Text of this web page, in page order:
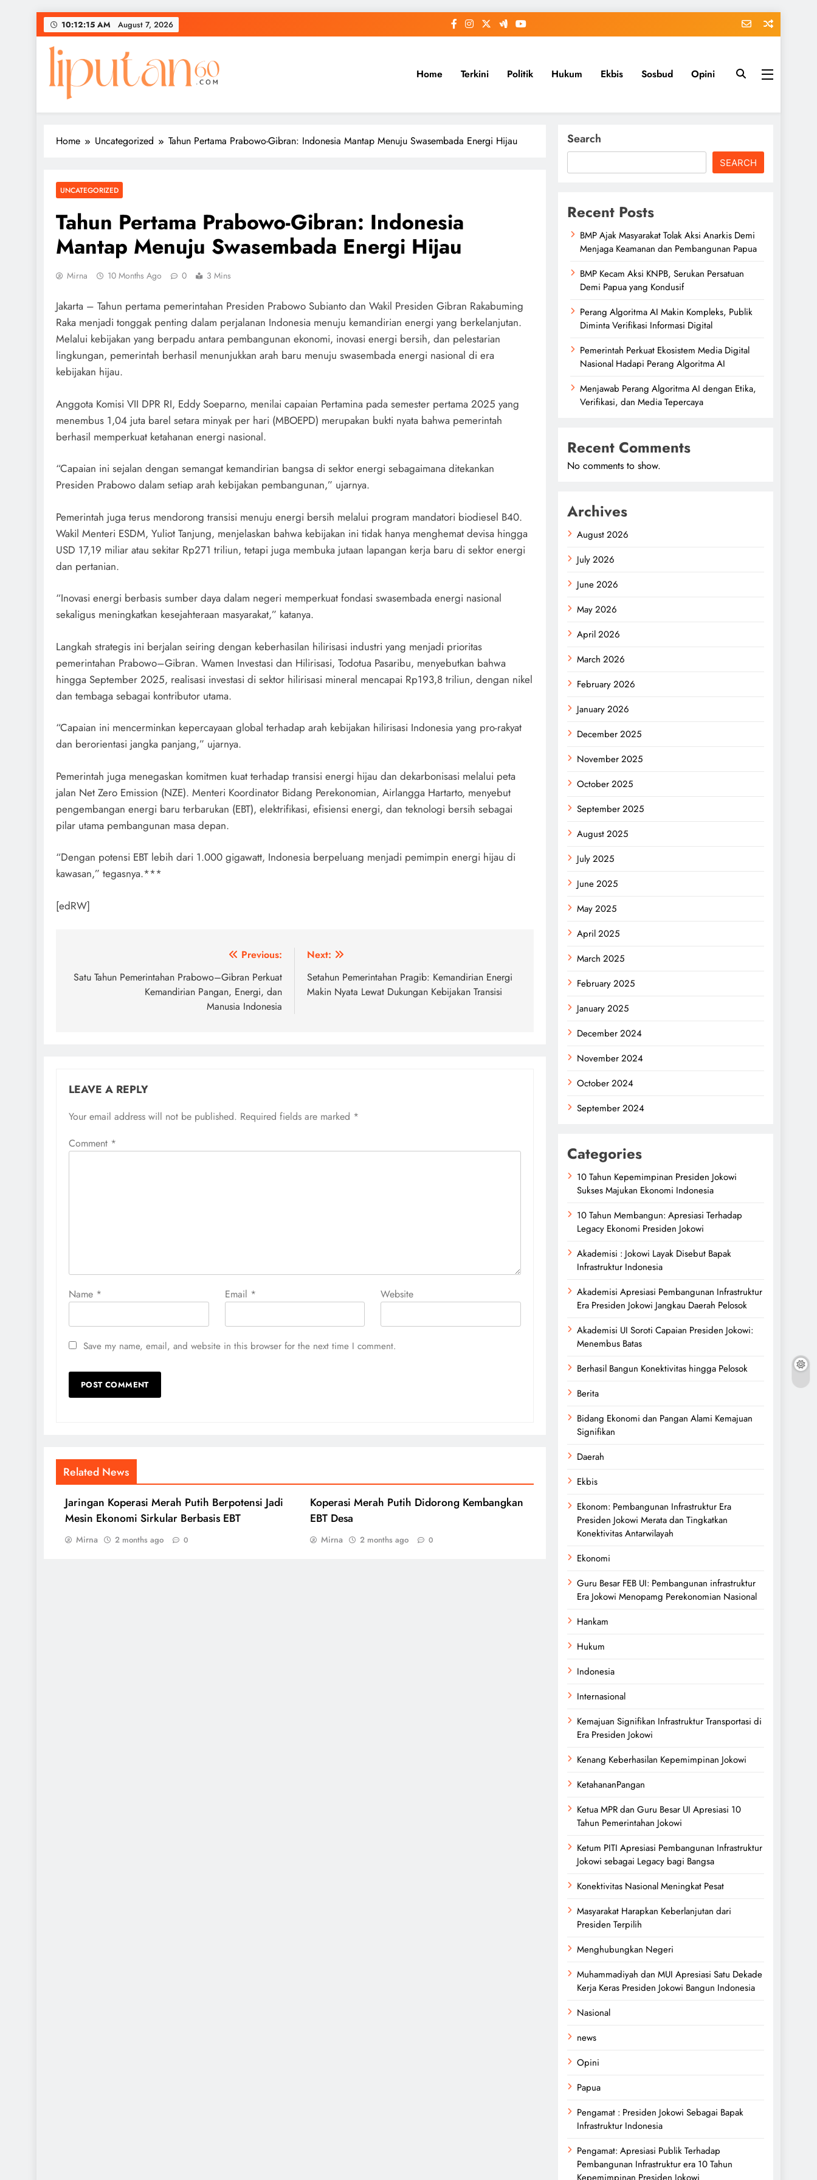
Skip
to
content
10:12:15 AM August 7, 2026
Home Terkini Politik Hukum Ekbis Sosbud Opini
Home Uncategorized Tahun Pertama Prabowo-Gibran: Indonesia Mantap Menuju Swasembada Energi Hijau
UNCATEGORIZED
Tahun Pertama Prabowo-Gibran: Indonesia
Mantap Menuju Swasembada Energi Hijau
Mirna 10 Months Ago 0 3 Mins
Jakarta – Tahun pertama pemerintahan Presiden Prabowo Subianto dan Wakil Presiden Gibran Rakabuming
Raka menjadi tonggak penting dalam perjalanan Indonesia menuju kemandirian energi yang berkelanjutan.
Melalui kebijakan yang berpadu antara pembangunan ekonomi, inovasi energi bersih, dan pelestarian
lingkungan, pemerintah berhasil menunjukkan arah baru menuju swasembada energi nasional di era
kebijakan hijau.
Anggota Komisi VII DPR RI, Eddy Soeparno, menilai capaian Pertamina pada semester pertama 2025 yang
menembus 1,04 juta barel setara minyak per hari (MBOEPD) merupakan bukti nyata bahwa pemerintah
berhasil memperkuat ketahanan energi nasional.
“Capaian ini sejalan dengan semangat kemandirian bangsa di sektor energi sebagaimana ditekankan
Presiden Prabowo dalam setiap arah kebijakan pembangunan,” ujarnya.
Pemerintah juga terus mendorong transisi menuju energi bersih melalui program mandatori biodiesel B40.
Wakil Menteri ESDM, Yuliot Tanjung, menjelaskan bahwa kebijakan ini tidak hanya menghemat devisa hingga
USD 17,19 miliar atau sekitar Rp271 triliun, tetapi juga membuka jutaan lapangan kerja baru di sektor energi
dan pertanian.
“Inovasi energi berbasis sumber daya dalam negeri memperkuat fondasi swasembada energi nasional
sekaligus meningkatkan kesejahteraan masyarakat,” katanya.
Langkah strategis ini berjalan seiring dengan keberhasilan hilirisasi industri yang menjadi prioritas
pemerintahan Prabowo–Gibran. Wamen Investasi dan Hilirisasi, Todotua Pasaribu, menyebutkan bahwa
hingga September 2025, realisasi investasi di sektor hilirisasi mineral mencapai Rp193,8 triliun, dengan nikel
dan tembaga sebagai kontributor utama.
“Capaian ini mencerminkan kepercayaan global terhadap arah kebijakan hilirisasi Indonesia yang pro-rakyat
dan berorientasi jangka panjang,” ujarnya.
Pemerintah juga menegaskan komitmen kuat terhadap transisi energi hijau dan dekarbonisasi melalui peta
jalan Net Zero Emission (NZE). Menteri Koordinator Bidang Perekonomian, Airlangga Hartarto, menyebut
pengembangan energi baru terbarukan (EBT), elektrifikasi, efisiensi energi, dan teknologi bersih sebagai
pilar utama pembangunan masa depan.
“Dengan potensi EBT lebih dari 1.000 gigawatt, Indonesia berpeluang menjadi pemimpin energi hijau di
kawasan,” tegasnya.***
[edRW]
navigation
Previous:
Satu Tahun Pemerintahan Prabowo–Gibran Perkuat
Kemandirian Pangan, Energi, dan
Manusia Indonesia
Next:
Setahun Pemerintahan Pragib: Kemandirian Energi
Makin Nyata Lewat Dukungan Kebijakan Transisi
LEAVE A REPLY
Your email address will not be published. Required fields are marked *
Comment *
Name * Email * Website
Save my name, email, and website in this browser for the next time I comment.
Related News
Jaringan Koperasi Merah Putih Berpotensi Jadi
Mesin Ekonomi Sirkular Berbasis EBT
Mirna 2 months ago 0
Koperasi Merah Putih Didorong Kembangkan
EBT Desa
Mirna 2 months ago 0
Search
SEARCH
Recent Posts
BMP Ajak Masyarakat Tolak Aksi Anarkis Demi
Menjaga Keamanan dan Pembangunan Papua
BMP Kecam Aksi KNPB, Serukan Persatuan
Demi Papua yang Kondusif
Perang Algoritma AI Makin Kompleks, Publik
Diminta Verifikasi Informasi Digital
Pemerintah Perkuat Ekosistem Media Digital
Nasional Hadapi Perang Algoritma AI
Menjawab Perang Algoritma AI dengan Etika,
Verifikasi, dan Media Tepercaya
Recent Comments
No comments to show.
Archives
August 2026
July 2026
June 2026
May 2026
April 2026
March 2026
February 2026
January 2026
December 2025
November 2025
October 2025
September 2025
August 2025
July 2025
June 2025
May 2025
April 2025
March 2025
February 2025
January 2025
December 2024
November 2024
October 2024
September 2024
Categories
10 Tahun Kepemimpinan Presiden Jokowi
Sukses Majukan Ekonomi Indonesia
10 Tahun Membangun: Apresiasi Terhadap
Legacy Ekonomi Presiden Jokowi
Akademisi : Jokowi Layak Disebut Bapak
Infrastruktur Indonesia
Akademisi Apresiasi Pembangunan Infrastruktur
Era Presiden Jokowi Jangkau Daerah Pelosok
Akademisi UI Soroti Capaian Presiden Jokowi:
Menembus Batas
Berhasil Bangun Konektivitas hingga Pelosok
Berita
Bidang Ekonomi dan Pangan Alami Kemajuan
Signifikan
Daerah
Ekbis
Ekonom: Pembangunan Infrastruktur Era
Presiden Jokowi Merata dan Tingkatkan
Konektivitas Antarwilayah
Ekonomi
Guru Besar FEB UI: Pembangunan infrastruktur
Era Jokowi Menopamg Perekonomian Nasional
Hankam
Hukum
Indonesia
Internasional
Kemajuan Signifikan Infrastruktur Transportasi di
Era Presiden Jokowi
Kenang Keberhasilan Kepemimpinan Jokowi
KetahananPangan
Ketua MPR dan Guru Besar UI Apresiasi 10
Tahun Pemerintahan Jokowi
Ketum PITI Apresiasi Pembangunan Infrastruktur
Jokowi sebagai Legacy bagi Bangsa
Konektivitas Nasional Meningkat Pesat
Masyarakat Harapkan Keberlanjutan dari
Presiden Terpilih
Menghubungkan Negeri
Muhammadiyah dan MUI Apresiasi Satu Dekade
Kerja Keras Presiden Jokowi Bangun Indonesia
Nasional
news
Opini
Papua
Pengamat : Presiden Jokowi Sebagai Bapak
Infrastruktur Indonesia
Pengamat: Apresiasi Publik Terhadap
Pembangunan Infrastruktur era 10 Tahun